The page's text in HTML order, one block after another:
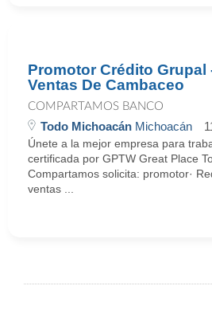
Promotor Crédito Grupal
Ventas De Cambaceo
COMPARTAMOS BANCO
Todo Michoacán Michoacán
Únete a la mejor empresa para
certificada por GPTW Great Place
Compartamos solicita: promotor·
ventas ...